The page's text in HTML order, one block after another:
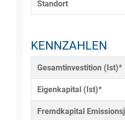
Standort
KENNZAHLEN
Gesamtinvestition (Ist)*
Eigenkapital (Ist)*
Fremdkapital